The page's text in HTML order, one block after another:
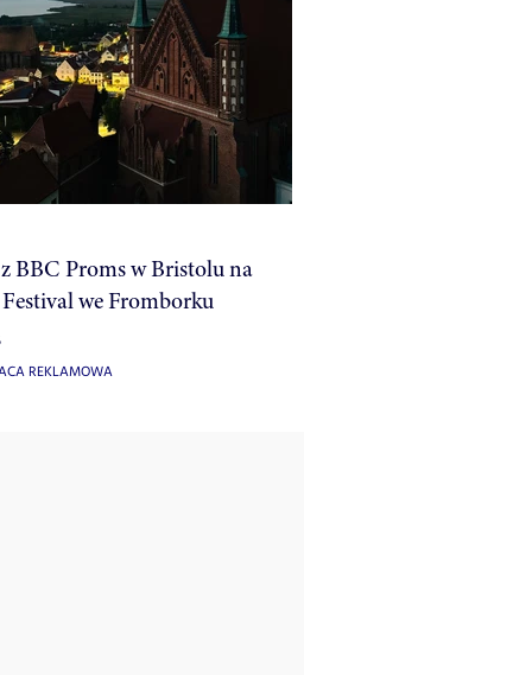
BBC Proms w Bristolu na
we Fromborku
REKLAMOWA